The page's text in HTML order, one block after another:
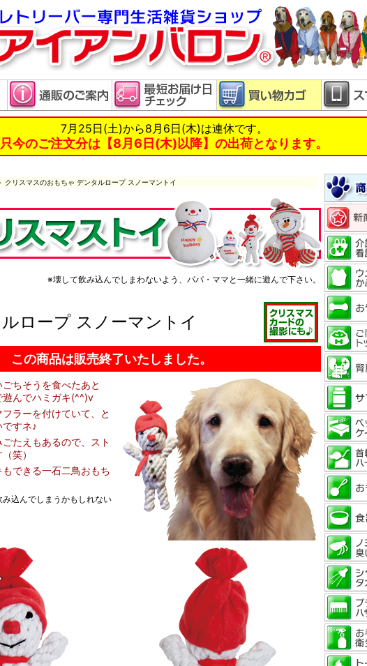
7月25日(土)から8月6日(木)は連休です。
只今のご注文分は【8月6日(木)以降】の出荷となります。
クリスマスのおもちゃ デンタルロープ スノーマントイ
※壊して飲み込んでしまわないよう、パパ・ママと一緒に遊んで下さい。
ロープ スノーマントイ
この商品は販売終了いたしました。
ちそうを食べたあと
んでハミガキ(^^)v
ラーを付けていて、と
すネ♪
たえもあるので、スト
笑）
できる一石二鳥おもち
込んでしまうかもしれない